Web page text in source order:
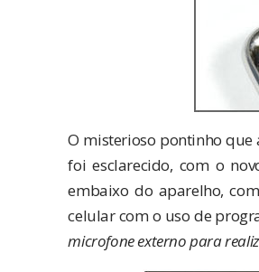
O misterioso pontinho que
foi esclarecido, com o
embaixo do aparelho,
celular com o uso de
microfone externo para